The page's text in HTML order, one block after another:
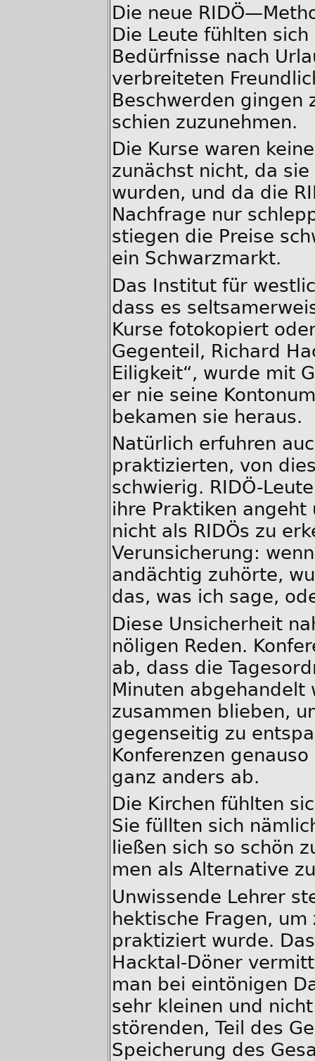
Die neue
Die Leute fühlten
Bedürfnisse nach
verbreiteten
Beschwerden gingen
schien zuzunehmen.
Die Kurse waren
zunächst nicht, da
wurden, und da die
Nachfrage nur
stiegen die Preise
ein Schwarzmarkt.
Das Institut für
dass es
Kurse fotokopiert
Gegenteil, Richard
Eiligkeit“, wurde mit
er nie seine
bekamen sie heraus.
Natürlich erfuhren
praktizierten, von
schwierig. RIDÖ-
ihre Praktiken
nicht als RIDÖs zu
Verunsicherung:
andächtig zuhörte,
das, was ich sage,
Diese Unsicherheit
nöligen Reden.
ab, dass die
Minuten abgehandelt
zusammen blieben,
gegenseitig zu
Konferenzen
ganz anders ab.
Die Kirchen fühlten
Sie füllten sich
ließen sich so schön
men als Alternative
Unwissende Lehrer
hektische Fragen,
praktiziert wurde.
Hacktal-Döner
man bei eintönigen
sehr kleinen und
störenden, Teil des
Speicherung des